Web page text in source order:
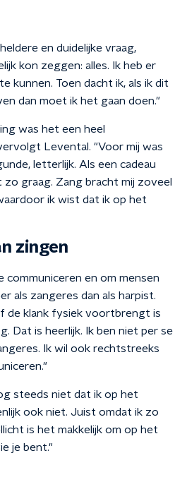
en duidelijke vraag,
kon zeggen: alles. Ik heb er
kunnen. Toen dacht ik, als ik dit
dan moet ik het gaan doen."
was het een heel
Levental. "Voor mij was
letterlijk. Als een cadeau
zo graag. Zang bracht mij zoveel
ik wist dat ik op het
zingen
en om mensen
als zangeres dan als harpist.
de klank fysiek voortbrengt is
Dat is heerlijk. Ik ben niet per se
Ik wil ook rechtstreeks
steeds niet dat ik op het
ook niet. Juist omdat ik zo
is het makkelijk om op het
je bent."